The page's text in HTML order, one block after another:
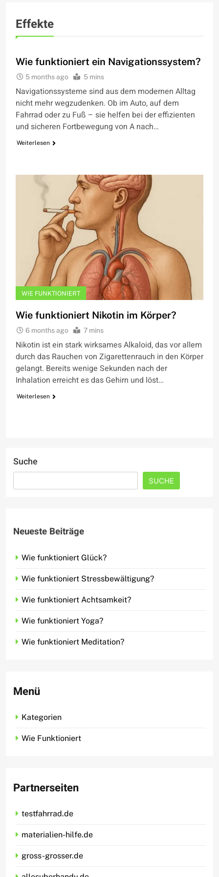
Effekte
Wie funktioniert ein Navigationssystem?
5 months ago 5 mins
Navigationssysteme sind aus dem modernen Alltag
nicht mehr wegzudenken. Ob im Auto, auf dem
Fahrrad oder zu Fuß – sie helfen bei der effizienten
und sicheren Fortbewegung von A nach…
Weiterlesen
WIE FUNKTIONIERT
Wie funktioniert Nikotin im Körper?
6 months ago 7 mins
Nikotin ist ein stark wirksames Alkaloid, das vor allem
durch das Rauchen von Zigarettenrauch in den Körper
gelangt. Bereits wenige Sekunden nach der
Inhalation erreicht es das Gehirn und löst…
Weiterlesen
Suche
SUCHE
Neueste Beiträge
Wie funktioniert Glück?
Wie funktioniert Stressbewältigung?
Wie funktioniert Achtsamkeit?
Wie funktioniert Yoga?
Wie funktioniert Meditation?
Menü
Kategorien
Wie Funktioniert
Partnerseiten
testfahrrad.de
materialien-hilfe.de
gross-grosser.de